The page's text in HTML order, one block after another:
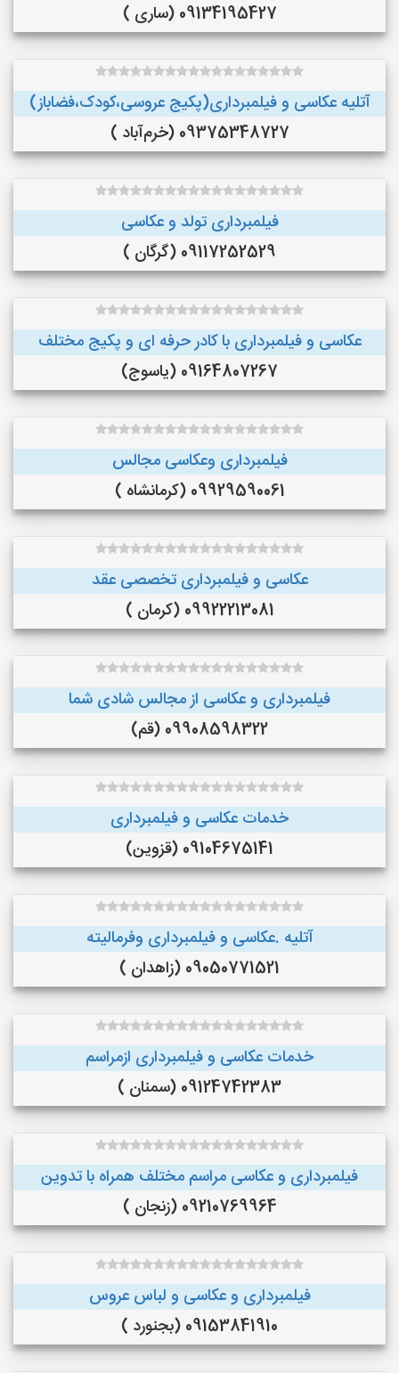
09134195427 (ساری )
آتلیه عکاسی و فیلمبرداری(پکیج عروسی،کودک،فضاباز)
09375348727 (خرم‌آباد )
فیلمبرداری تولد و عکاسی
09117252529 (گرگان )
عکاسی و فیلمبرداری با کادر حرفه ای و پکیج مختلف
09164807267 (یاسوج)
فیلمبرداری وعکاسی مجالس
09929590061 (کرمانشاه )
عکاسی و فیلمبرداری تخصصی عقد
09922213081 (کرمان )
فیلمبرداری و عکاسی از مجالس شادی شما
09908598322 (قم)
خدمات عکاسی و فیلمبرداری
09104675141 (قزوین)
آتلیه .عکاسی و فیلمبرداری وفرمالیته
09050771521 (زاهدان )
خدمات عکاسی و فیلمبرداری ازمراسم
09124742383 (سمنان )
فیلمبرداری و عکاسی مراسم مختلف همراه با تدوین
09210769964 (زنجان )
فیلمبرداری و عکاسی و لباس عروس
09153841910 (بجنورد )